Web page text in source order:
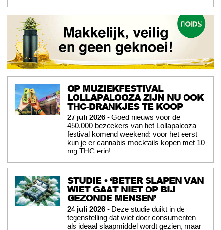
OP MUZIEKFESTIVAL
LOLLAPALOOZA ZIJN NU OOK
THC-DRANKJES TE KOOP
27 juli 2026 - Goed nieuws voor de
450.000 bezoekers van het Lollapalooza
festival komend weekend: voor het eerst
kun je er cannabis mocktails kopen met 10
mg THC erin!
STUDIE • ‘BETER SLAPEN VAN
WIET GAAT NIET OP BIJ
GEZONDE MENSEN’
24 juli 2026 - Deze studie duikt in de
tegenstelling dat wiet door consumenten
als ideaal slaapmiddel wordt gezien, maar